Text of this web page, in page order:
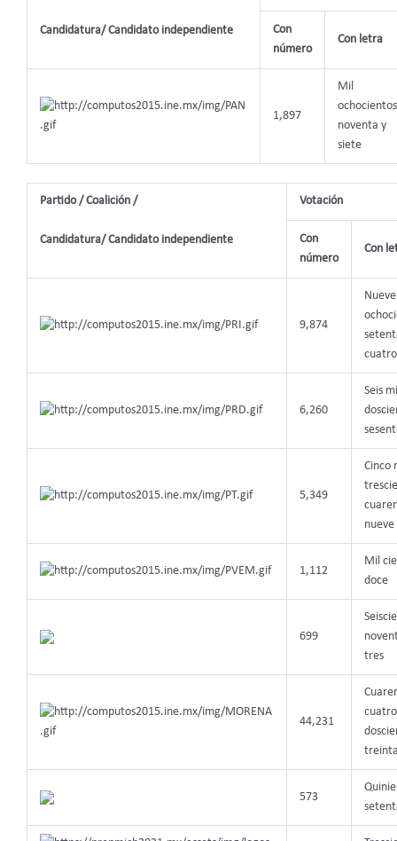
Candidatura/ Candidato independiente
Con
número
Con letra
1,897
Mil
ochocientos
noventa y
siete
Partido / Coalición /
Candidatura/ Candidato independiente
Votación
Con
número
Con
9,874
cuatro
6,260
Seis
5,349
Cinco
nueve
1,112
Mil
doce
699
tres
44,231
573